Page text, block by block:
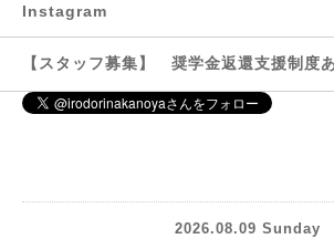
Instagram
【スタッフ募集】 奨学金返還支援制度
2026.08.09 Sunday